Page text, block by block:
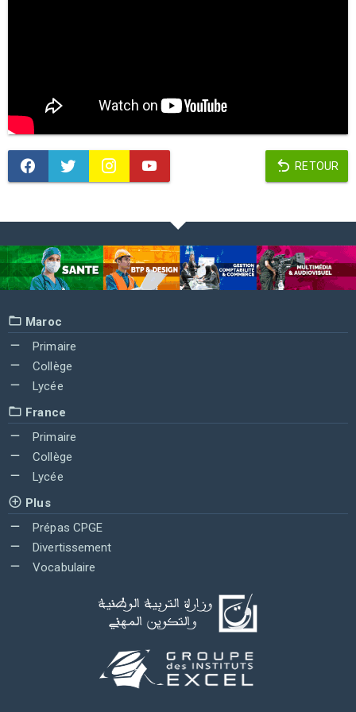
RETOUR
Maroc
Primaire
Collège
Lycée
France
Primaire
Collège
Lycée
Plus
Prépas CPGE
Divertissement
Vocabulaire